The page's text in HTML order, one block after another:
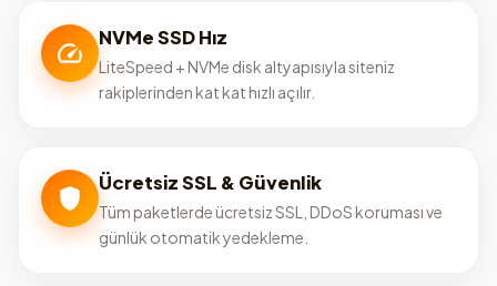
NVMe SSD Hız
LiteSpeed + NVMe disk altyapısıyla siteniz
rakiplerinden kat kat hızlı açılır.
Ücretsiz SSL & Güvenlik
Tüm paketlerde ücretsiz SSL, DDoS koruması ve
günlük otomatik yedekleme.